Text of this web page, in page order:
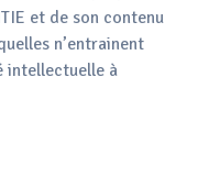
et de son contenu
n’entrainent
intellectuelle à